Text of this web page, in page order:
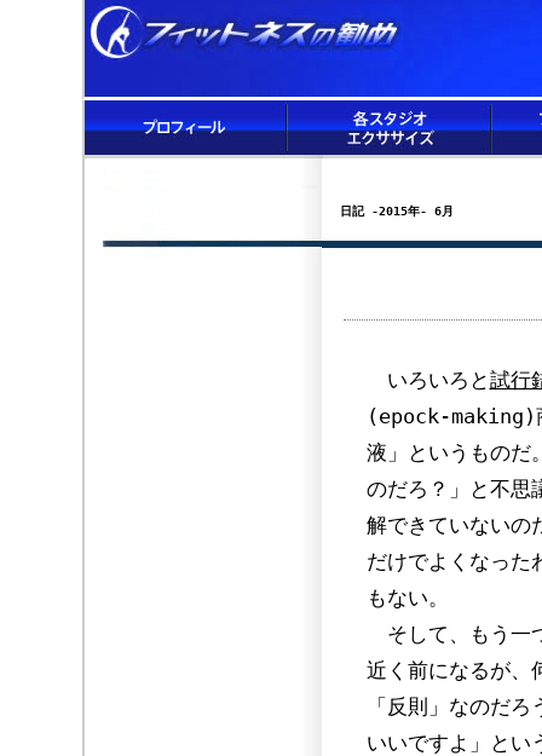
日記 -2015年- 6月
いろいろと試行
(epock-making)
液」というものだ
のだろ？」と不思
解できていないの
だけでよくなった
もない。
そして、もう一
近く前になるが、
「反則」なのだ
いいですよ」とい